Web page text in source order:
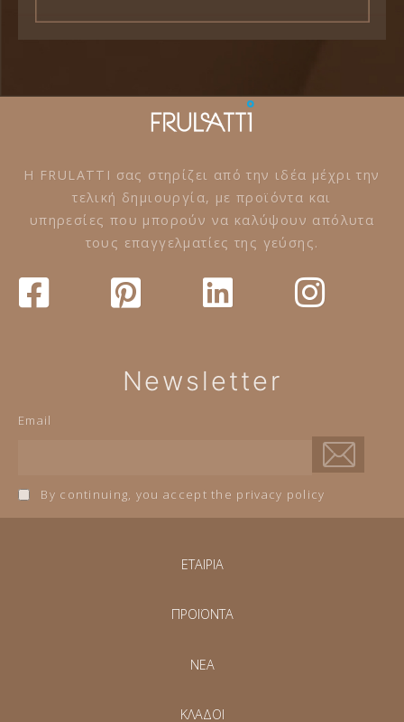
Η FRULATTI σας στηρίζει από την ιδέα μέχρι την
τελική δημιουργία, με προϊόντα και
υπηρεσίες που μπορούν να καλύψουν απόλυτα
τους επαγγελματίες της γεύσης.
Newsletter
Email
By continuing, you accept the privacy policy
ΕΤΑΙΡΙΑ
ΠΡΟΪΟΝΤΑ
NEA
ΚΛΑΔΟΙ